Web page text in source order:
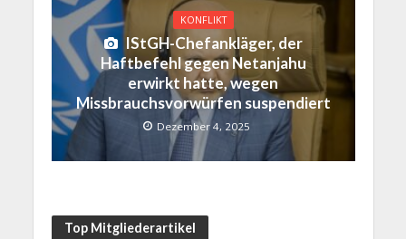
KONFLIKT
IStGH-Chefankläger, der
Haftbefehl gegen Netanjahu
erwirkt hatte, wegen
Missbrauchsvorwürfen suspendiert
Dezember 4, 2025
Top Mitgliederartikel